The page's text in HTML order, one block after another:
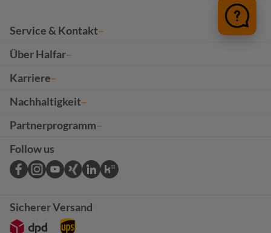
Service & Kontakt
Über Halfar
Karriere
Nachhaltigkeit
Partnerprogramm
Follow us
Sicherer Versand